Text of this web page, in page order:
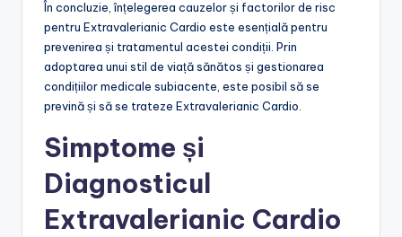
În concluzie, înțelegerea cauzelor și factorilor de risc
pentru Extravalerianic Cardio este esențială pentru
prevenirea și tratamentul acestei condiții. Prin
adoptarea unui stil de viață sănătos și gestionarea
condițiilor medicale subiacente, este posibil să se
prevină și să se trateze Extravalerianic Cardio.
Simptome și
Diagnosticul
Extravalerianic Cardio